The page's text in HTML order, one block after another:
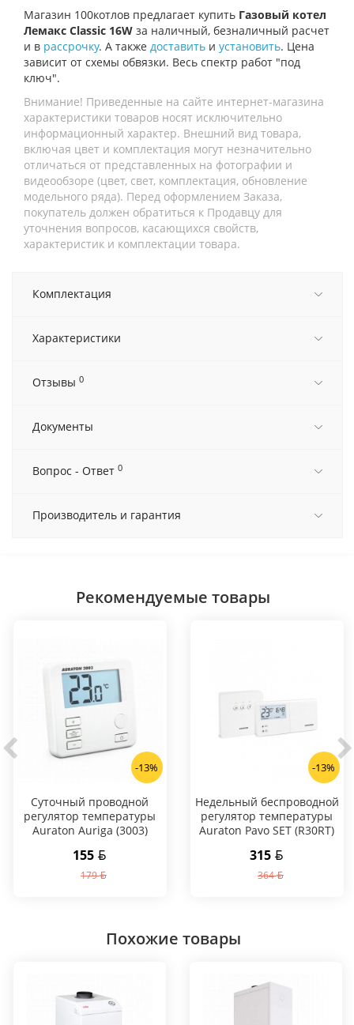
Магазин 100котлов предлагает купить Газовый котел
Лемакс Classic 16W за наличный, безналичный расчет
и в рассрочку. А также доставить и установить. Цена
зависит от схемы обвязки. Весь спектр работ "под
ключ".
Внимание! Приведенные на сайте интернет-магазина
характеристики товаров носят исключительно
информационный характер. Внешний вид товара,
включая цвет и комплектация могут незначительно
отличаться от представленных на фотографии и
видеообзоре (цвет, свет, комплектация, обновление
модельного ряда). Перед оформлением Заказа,
покупатель должен обратиться к Продавцу для
уточнения вопросов, касающихся свойств,
характеристик и комплектации товара.
Комплектация
Характеристики
Отзывы 0
Документы
Вопрос - Ответ 0
Производитель и гарантия
Рекомендуемые товары
-13%
Суточный проводной
регулятор температуры
Auraton Auriga (3003)
155
179
-13%
Hедельный беспроводной
регулятор температуры
Auraton Pavo SET (R30RT)
315
364
Похожие товары